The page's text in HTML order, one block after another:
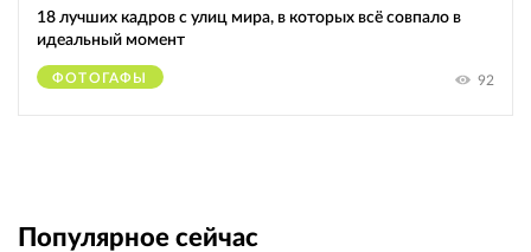
18 лучших кадров с улиц мира, в которых всё совпало в
идеальный момент
ФОТОГАФЫ 92
Популярное сейчас